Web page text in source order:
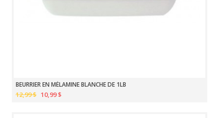
BEURRIER EN MÉLAMINE BLANCHE DE 1LB
12,99 $ 10,99 $